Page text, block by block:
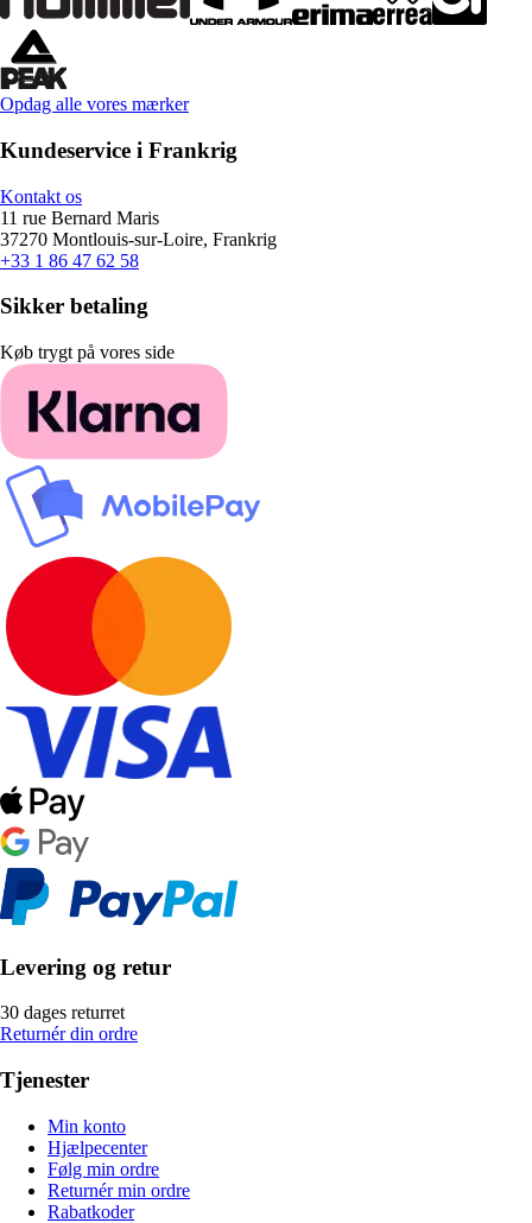
Opdag alle vores mærker
Kundeservice i Frankrig
Kontakt os
11 rue Bernard Maris
37270 Montlouis-sur-Loire, Frankrig
+33 1 86 47 62 58
Sikker betaling
Køb trygt på vores side
Levering og retur
30 dages returret
Returnér din ordre
Tjenester
Min konto
Hjælpecenter
Følg min ordre
Returnér min ordre
Rabatkoder